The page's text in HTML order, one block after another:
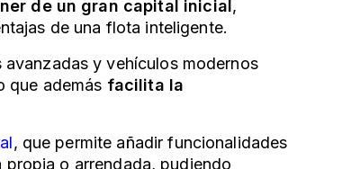
de un gran capital inicial,
de una flota inteligente.
y vehículos modernos
que además facilita la
, que permite añadir funcionalidades
o arrendada, pudiendo